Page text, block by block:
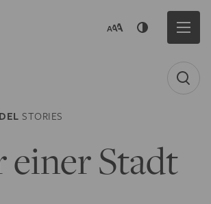
STORIES
einer Stadt